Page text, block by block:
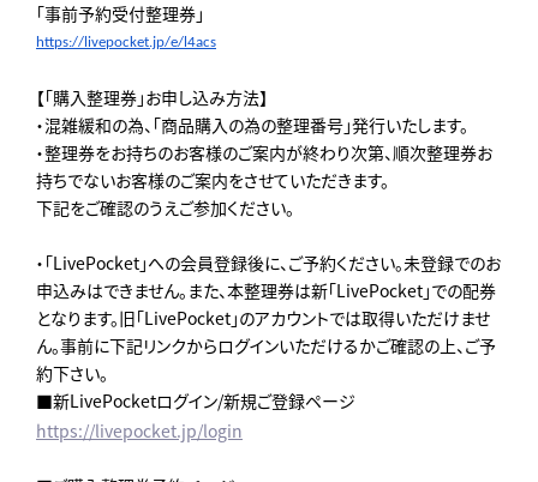
「事前予約受付整理券」
https://livepocket.jp/e/ l4acs
【「購入整理券」お申し込み方法】
・混雑緩和の為、「商品購入の為の整理番号」発行いたします。
・整理券をお持ちのお客様のご案内が終わり次第、順次整理券お
持ちでないお客様のご案内をさせていただきます。
下記をご確認のうえご参加ください。
・「LivePocket」への会員登録後に、ご予約ください。未登録でのお
申込みはできません。また、本整理券は新「LivePocket」での配券
となります。旧「LivePocket」のアカウントでは取得いただけませ
ん。事前に下記リンクからログインいただけるかご確認の上、ご予
約下さい。
■新LivePocketログイン/新規ご登録ページ
https://livepocket.jp/login